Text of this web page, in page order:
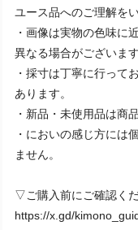
ユース品へのご理解を
・画像は実物の色味に
異なる場合がございます
・採寸は丁寧に行って
あります。
・新品・未使用品は商
・においの感じ方には
ません。
▽ご購入前にご確認く
https://x.gd/